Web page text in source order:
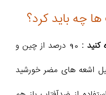
چه باید کرد؟
کنید :
90 درصد از چین و
اشعه های مضر خورشید